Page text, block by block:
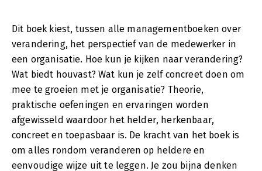
Dit boek kiest, tussen alle managementboeken over
verandering, het perspectief van de medewerker in
een organisatie. Hoe kun je kijken naar verandering?
Wat biedt houvast? Wat kun je zelf concreet doen om
mee te groeien met je organisatie? Theorie,
praktische oefeningen en ervaringen worden
afgewisseld waardoor het helder, herkenbaar,
concreet en toepasbaar is. De kracht van het boek is
om alles rondom veranderen op heldere en
eenvoudige wijze uit te leggen. Je zou bijna denken